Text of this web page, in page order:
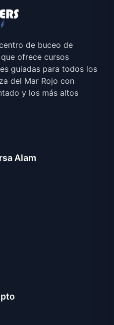
de buceo de
ofrece cursos
guiadas para todos los
del Mar Rojo con
y los más altos
Alam